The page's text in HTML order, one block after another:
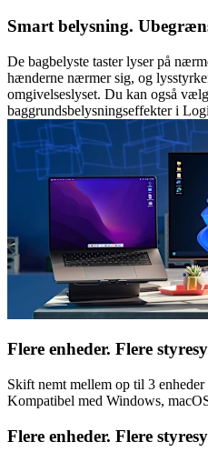
Smart belysning.
De bagbelyste taster lyser på
hænderne nærmer sig, og
omgivelseslyset. Du kan også
baggrundsbelysningseffekter i
Flere enheder. Flere
Skift nemt mellem op til 3
Kompatibel med Windows,
Flere enheder. Flere